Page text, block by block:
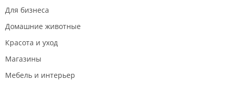
Для бизнеса
Домашние животные
Красота и уход
Магазины
Мебель и интерьер